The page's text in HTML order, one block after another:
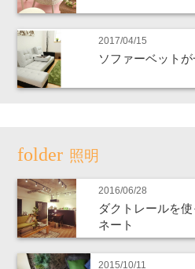
2017/04/15
ソファーベット
照明
2016/06/28
ダクトレールを
ネート
2015/10/11